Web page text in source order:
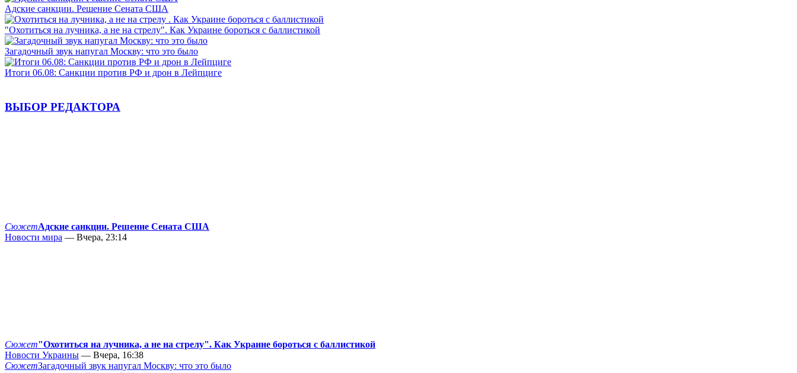
Адские санкции. Решение Сената США
"Охотиться на лучника, а не на стрелу". Как Украине бороться с баллистикой
Загадочный звук напугал Москву: что это было
Итоги 06.08: Санкции против РФ и дрон в Лейпциге
ВЫБОР РЕДАКТОРА
СюжетАдские санкции. Решение Сената США
Новости мира — Вчера, 23:14
Сюжет"Охотиться на лучника, а не на стрелу". Как Украине бороться с баллистикой
Новости Украины — Вчера, 16:38
СюжетЗагадочный звук напугал Москву: что это было